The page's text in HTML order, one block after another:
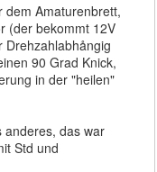
dem Amaturenbrett,
(der bekommt 12V
Drehzahlabhångig
90 Grad Knick,
in der "heilen"
anderes, das war
Std und